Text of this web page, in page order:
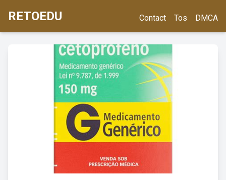
RETOEDU Contact Tos DMCA